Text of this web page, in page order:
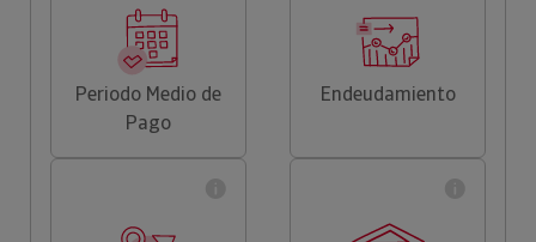
Periodo Medio de
Pago
Endeudamiento